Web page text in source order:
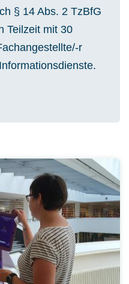
§ 14 Abs. 2 TzBfG
Teilzeit mit 30
r